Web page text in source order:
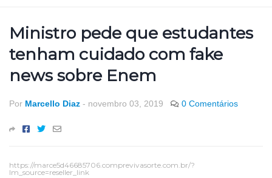
Ministro pede que estudantes
tenham cuidado com fake
news sobre Enem
Por Marcello Diaz - novembro 03, 2019 0 Comentários
https://marce5d46685706.comprevivasorte.com.br/?
lm_source=reseller_link